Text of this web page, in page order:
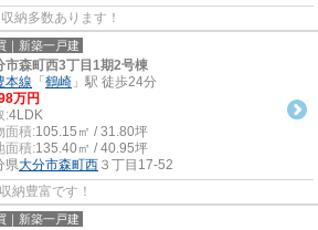
納多数あります！
｜新築一戸建
市森町西3丁目1期2号棟
本線 「 鶴崎 」駅 徒歩24分
万円
:4LDK
面積:105.15㎡ / 31.80坪
面積:135.40㎡ / 40.95坪
県大分市森町西 ３丁目17-52
納豊富です！
｜新築一戸建